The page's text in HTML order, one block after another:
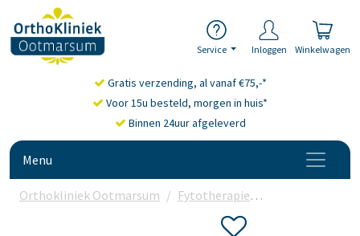
Service Inloggen Winkelwagen
Gratis verzending, al vanaf €75,-*
Voor 15u besteld, morgen in huis*
Binnen 24uur afgeleverd
Menu
Orthokliniek Ootmarsum Fytotherapie